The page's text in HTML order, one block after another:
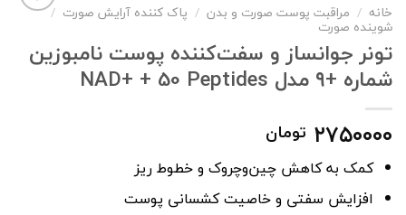
افزودن
خانه / مراقبت پوست صورت و بدن / پاک کننده آرایش صورت /
شوینده صورت
تونر جوانساز و سفت‌کننده پوست نامبوزین
شماره +۹ مدل NAD+ + 50 Peptides
۲۷۵۰۰۰۰ تومان
کمک به کاهش چین‌وچروک و خطوط ریز
افزایش سفتی و خاصیت کشسانی پوست